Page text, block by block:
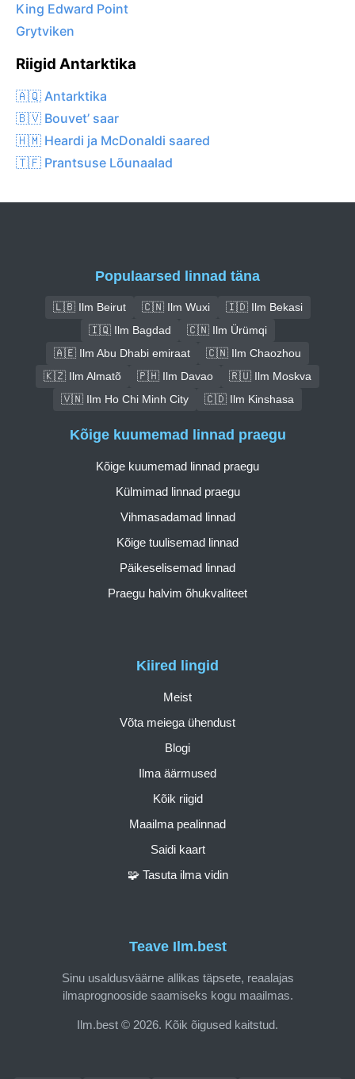
King Edward Point
Grytviken
Riigid Antarktika
🇦🇶 Antarktika
🇧🇻 Bouvet’ saar
🇭🇲 Heardi ja McDonaldi saared
🇹🇫 Prantsuse Lõunaalad
Populaarsed linnad täna
🇱🇧 Ilm Beirut 🇨🇳 Ilm Wuxi
🇮🇩 Ilm Bekasi
🇮🇶 Ilm Bagdad
🇨🇳 Ilm Ürümqi
🇦🇪 Ilm Abu Dhabi emiraat
🇨🇳 Ilm Chaozhou
🇰🇿 Ilm Almatõ
🇵🇭 Ilm Davao
🇷🇺 Ilm Moskva
🇻🇳 Ilm Ho Chi Minh City
🇨🇩 Ilm Kinshasa
Teave Ilm.best
Sinu usaldusväärne allikas täpsete, reaalajas
ilmaprognooside saamiseks kogu maailmas.
Ilm.best © 2026. Kõik õigused kaitstud.
Kiired lingid
Meist
Võta meiega ühendust
Blogi
Ilma äärmused
Kõik riigid
Maailma pealinnad
Saidi kaart
🧩 Tasuta ilma vidin
Kõige kuumemad linnad praegu
Kõige kuumemad linnad praegu
Külmimad linnad praegu
Vihmasadamad linnad
Kõige tuulisemad linnad
Päikeselisemad linnad
Praegu halvim õhukvaliteet